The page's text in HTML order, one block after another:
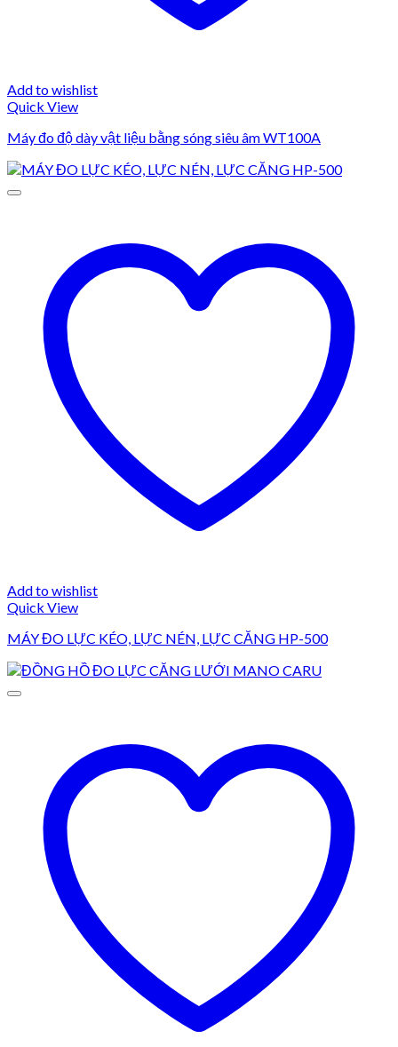
Add to wishlist
Quick View
Máy đo độ dày vật liệu bằng sóng siêu âm WT100A
Add to wishlist
Quick View
MÁY ĐO LỰC KÉO, LỰC NÉN, LỰC CĂNG HP-500